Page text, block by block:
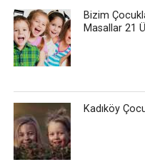
Bizim
Masallar 21
Kadıköy